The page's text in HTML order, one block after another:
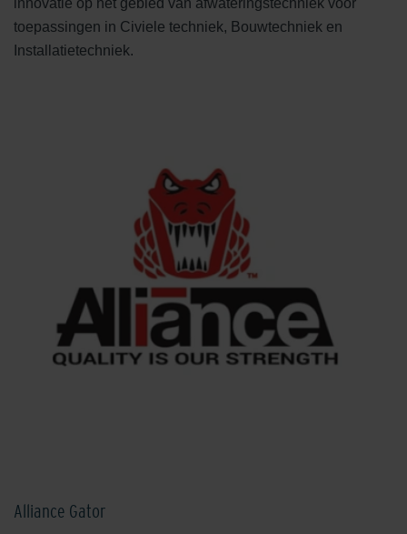
innovatie op het gebied van afwateringstechniek voor
toepassingen in Civiele techniek, Bouwtechniek en
Installatietechniek.
Alliance Gator